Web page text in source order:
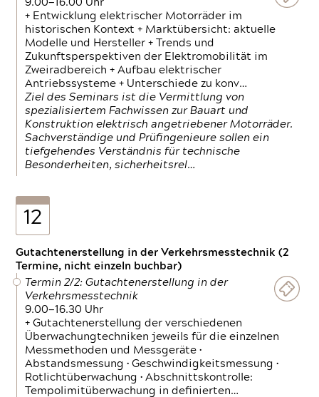
9.00—16.00 Uhr
+ Entwicklung elektrischer Motorräder im
historischen Kontext + Marktübersicht: aktuelle
Modelle und Hersteller + Trends und
Zukunftsperspektiven der Elektromobilität im
Zweiradbereich + Aufbau elektrischer
Antriebssysteme + Unterschiede zu konv…
Ziel des Seminars ist die Vermittlung von
spezialisiertem Fachwissen zur Bauart und
Konstruktion elektrisch angetriebener Motorräder.
Sachverständige und Prüfingenieure sollen ein
tiefgehendes Verständnis für technische
Besonderheiten, sicherheitsrel…
12
Gutachtenerstellung in der Verkehrsmesstechnik (2
Termine, nicht einzeln buchbar)
Termin 2/2: Gutachtenerstellung in der
Verkehrsmesstechnik
9.00—16.30 Uhr
+ Gutachtenerstellung der verschiedenen
Überwachungtechniken jeweils für die einzelnen
Messmethoden und Messgeräte •
Abstandsmessung • Geschwindigkeitsmessung •
Rotlichtüberwachung • Abschnittskontrolle:
Tempolimitüberwachung in definierten…